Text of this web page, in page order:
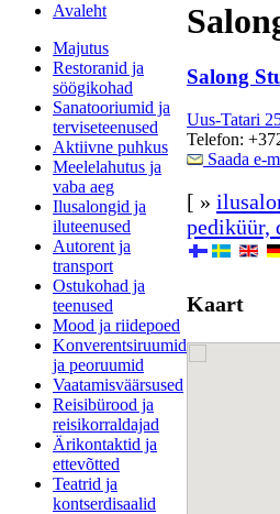
Avaleht
Majutus
Restoranid ja
söögikohad
Sanatooriumid ja
terviseteenused
Aktiivne puhkus
Meelelahutus ja
vaba aeg
Ilusalongid ja
iluteenused
Autorent ja
transport
Ostukohad ja
teenused
Mood ja riidepoed
Konverentsiruumid
ja peoruumid
Vaatamisväärsused
Reisibürood ja
reisikorraldajad
Ärikontaktid ja
ettevõtted
Teatrid ja
kontserdisaalid
Salong
Uus-Tatari
Telefon:
Saada e-
[ »
pediküür,
Kaart